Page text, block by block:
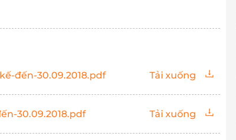
đến-30.09.2018.pdf Tải xuống
30.09.2018.pdf Tải xuống